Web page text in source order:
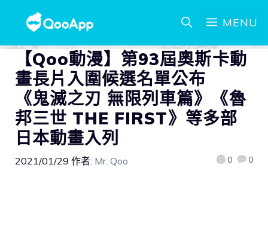
MENU
【Qoo動漫】第93屆奧斯卡動
畫長片入圍候選名單公布
《鬼滅之刃 無限列車篇》《魯
邦三世 THE FIRST》等多部
日本動畫入列
2021/01/29 作者: Mr. Qoo 0 0